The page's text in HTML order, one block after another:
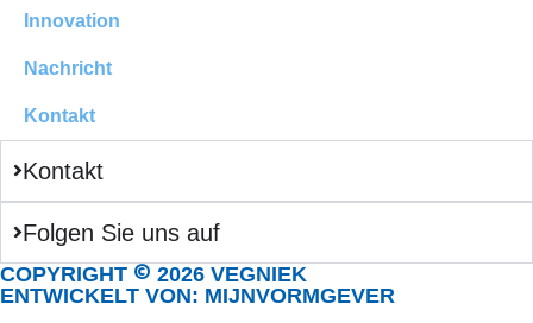
Innovation
Nachricht
Kontakt
Kontakt
Folgen Sie uns auf
COPYRIGHT © 2026 VEGNIEK
ENTWICKELT VON: MIJNVORMGEVER